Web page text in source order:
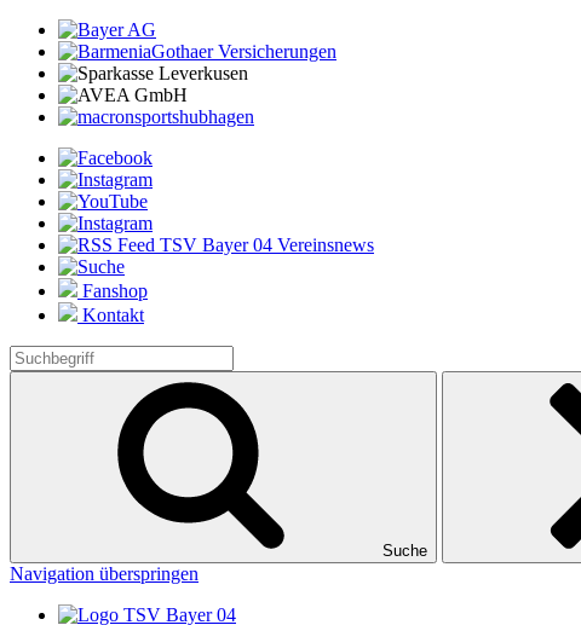
Fanshop
Kontakt
Suche
Navigation überspringen